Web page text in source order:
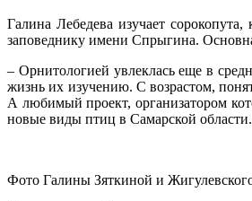
Галина Лебедева изучает
заповеднику имени Спрыгина.
– Орнитологией увлеклась еще в
жизнь их изучению. С возрастом,
А любимый проект, организатором
новые виды птиц в Самарской
Фото Галины Зяткиной и